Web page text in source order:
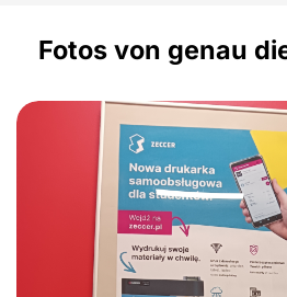
Fotos von genau